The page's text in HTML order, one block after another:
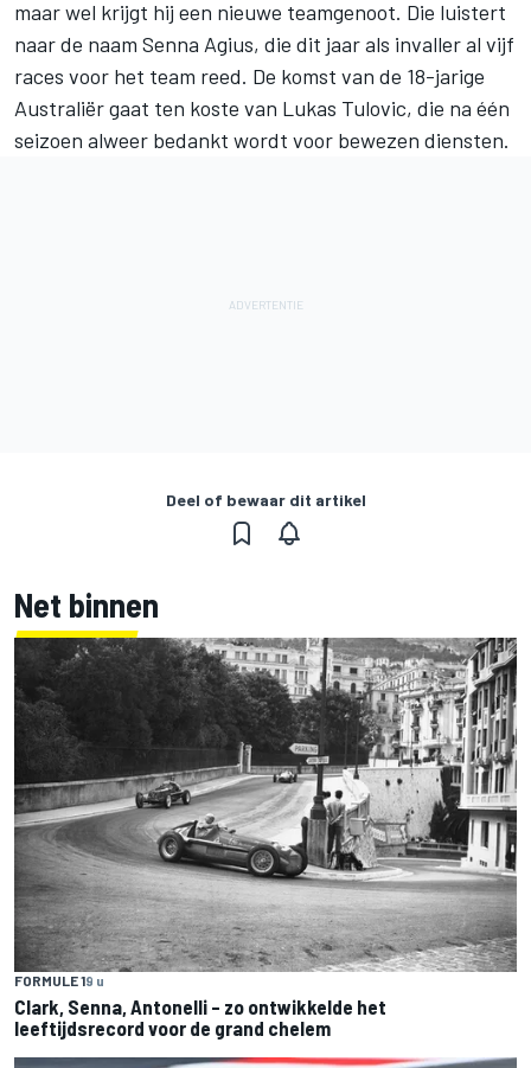
maar wel krijgt hij een nieuwe teamgenoot. Die luistert
naar de naam Senna Agius, die dit jaar als invaller al vijf
races voor het team reed. De komst van de 18-jarige
Australiër gaat ten koste van Lukas Tulovic, die na één
seizoen alweer bedankt wordt voor bewezen diensten.
Deel of bewaar dit artikel
Net binnen
FORMULE 19 u
Clark, Senna, Antonelli – zo ontwikkelde het
leeftijdsrecord voor de grand chelem